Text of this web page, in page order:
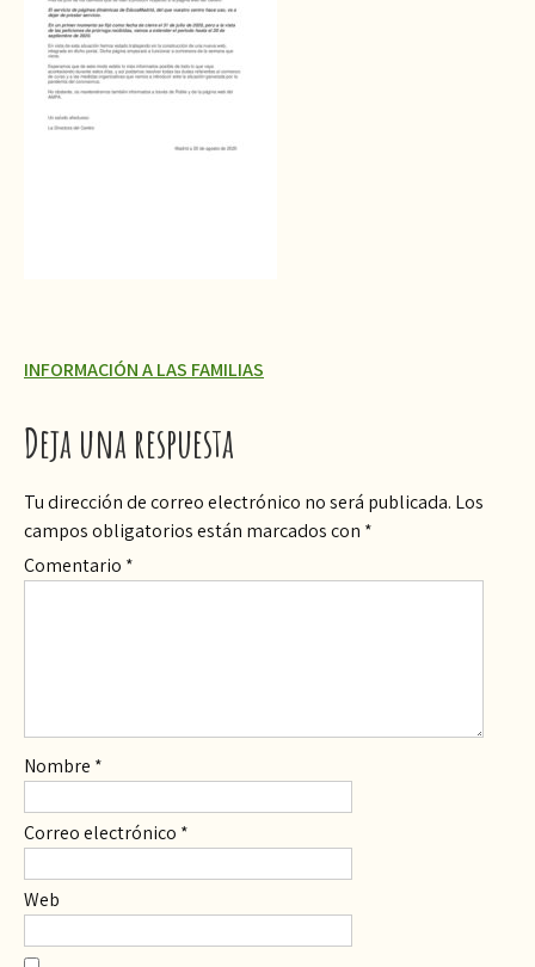
Navegación
de
entradas
INFORMACIÓN A LAS FAMILIAS
Deja una respuesta
Tu dirección de correo electrónico no será publicada. Los
campos obligatorios están marcados con *
Comentario *
Nombre *
Correo electrónico *
Web